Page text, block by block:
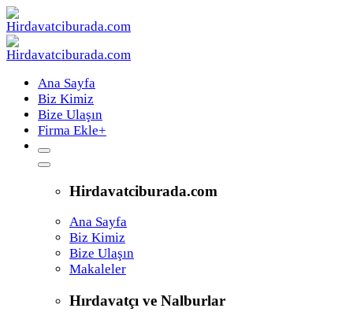
Ana Sayfa
Biz Kimiz
Bize Ulaşın
Firma Ekle+
Hirdavatciburada.com
Ana Sayfa
Biz Kimiz
Bize Ulaşın
Makaleler
Hırdavatçı ve Nalburlar